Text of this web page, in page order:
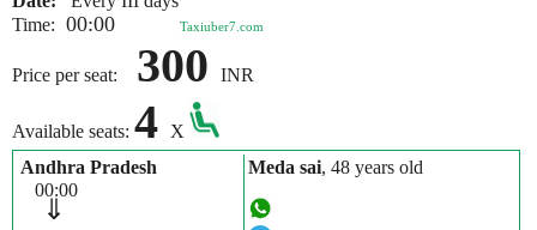
Time: 00:00 Taxiuber7.com
Price per seat: 300 INR
Available seats: 4
X
Andhra Pradesh
00:00
⇓
Meda sai, 48 years old